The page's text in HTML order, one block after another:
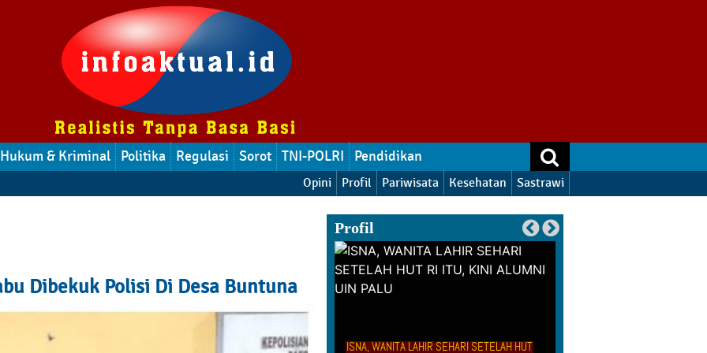
Hukum & Kriminal Politika Regulasi Sorot TNI-POLRI Pendidikan
Sastrawi
Kesehatan
Pariwisata
Profil
Opini
Dibekuk Polisi Di Desa Buntuna
Profil
Emak RT
DANDI MENITIH PENDIDIKAN AGAMA DARI
JENEPONTOH MENUJU PASCASARJANA DI ISNA, WANITA LAHIR SEHARI SETELAH HUT